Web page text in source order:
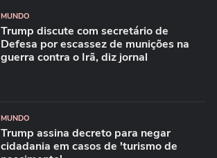
MUNDO
Trump discute com secretário de
Defesa por escassez de munições na
guerra contra o Irã, diz jornal
MUNDO
Trump assina decreto para negar
cidadania em casos de 'turismo de